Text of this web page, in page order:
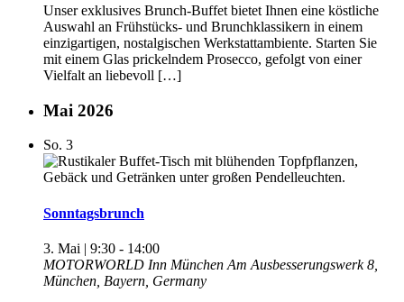
Unser exklusives Brunch-Buffet bietet Ihnen eine köstliche
Auswahl an Frühstücks- und Brunchklassikern in einem
einzigartigen, nostalgischen Werkstattambiente. Starten Sie
mit einem Glas prickelndem Prosecco, gefolgt von einer
Vielfalt an liebevoll […]
Mai 2026
So. 3
Sonntagsbrunch
3. Mai | 9:30 - 14:00
MOTORWORLD Inn München Am Ausbesserungswerk 8,
München, Bayern, Germany